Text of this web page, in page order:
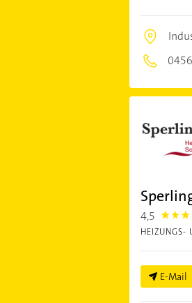
4,5 4.5
HEIZUNGS-
E-Mail